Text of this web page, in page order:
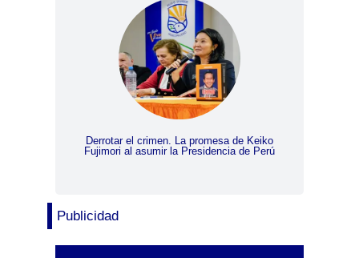
Derrotar el crimen. La promesa de Keiko
Fujimori al asumir la Presidencia de Perú
Publicidad